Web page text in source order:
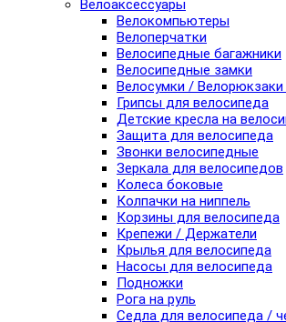
Велоаксессуары
Велокомпьютеры
Велоперчатки
Велосипедные багажники
Велосипедные замки
Велосумки /
Грипсы для велосипеда
Детские кресла на
Защита для велосипеда
Звонки велосипедные
Зеркала для велосипедов
Колеса боковые
Колпачки на ниппель
Корзины для велосипеда
Крепежи / Держатели
Крылья для велосипеда
Насосы для велосипеда
Подножки
Рога на руль
Седла для велосипеда /